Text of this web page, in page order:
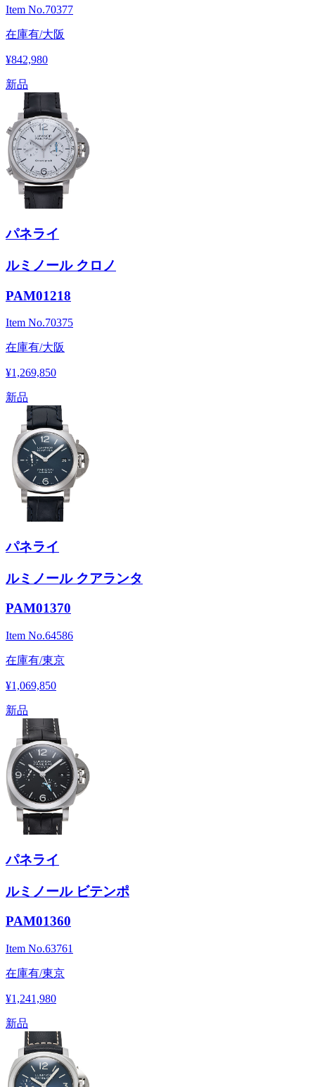
Item No.70377
在庫有/大阪
¥842,980
新品
パネライ
ルミノール クロノ
PAM01218
Item No.70375
在庫有/大阪
¥1,269,850
新品
パネライ
ルミノール クアランタ
PAM01370
Item No.64586
在庫有/東京
¥1,069,850
新品
パネライ
ルミノール ビテンポ
PAM01360
Item No.63761
在庫有/東京
¥1,241,980
新品